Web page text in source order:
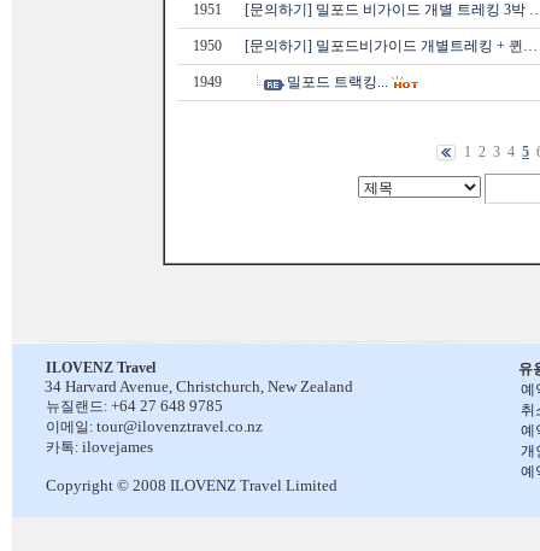
1951 [문의하기] 밀포드 비가이드 개별 트레킹 3박
1950 [문의하기] 밀포드비가이드 개별트레킹 + 퀸…
1949 밀포드 트랙킹...
1 2 3 4 5
유
예
취
예
개
예
ILOVENZ Travel
34 Harvard Avenue, Christchurch, New Zealand
뉴질랜드: +64 27 648 9785
이메일: tour@ilovenztravel.co.nz
카톡: ilovejames
Copyright © 2008 ILOVENZ Travel Limited